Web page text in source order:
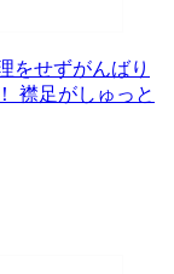
をせずがんばり
襟足がしゅっと